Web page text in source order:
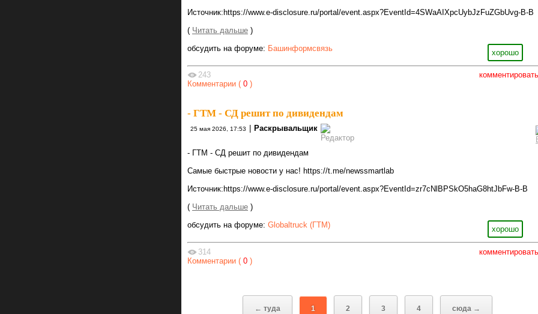
Источник:https://www.e-disclosure.ru/portal/event.aspx?EventId=4SWaAIXpcUybJzFuZGbUvg-B-B
( Читать дальше )
хорошо
обсудить на форуме: Башинформсвязь
комментировать
243
Комментарии ( 0 )
- ГТМ - СД решит по дивидендам
25 мая 2026, 17:53 Раскрывальщик
- ГТМ - СД решит по дивидендам
Самые быстрые новости у нас! https://t.me/newssmartlab
Источник:https://www.e-disclosure.ru/portal/event.aspx?EventId=zr7cNlBPSkO5haG8htJbFw-B-B
( Читать дальше )
хорошо
обсудить на форуме: Globaltruck (ГТМ)
комментировать
314
Комментарии ( 0 )
← туда 1 2 3 4 сюда →